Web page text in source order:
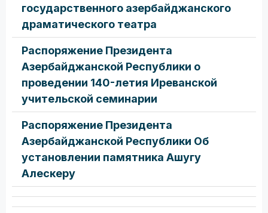
государственного азербайджанского
драматического театра
Распоряжение Президента
Азербайджанской Республики о
проведении 140-летия Иреванской
учительской семинарии
Распоряжение Президента
Азербайджанской Республики Об
установлении памятника Ашугу
Алескеру